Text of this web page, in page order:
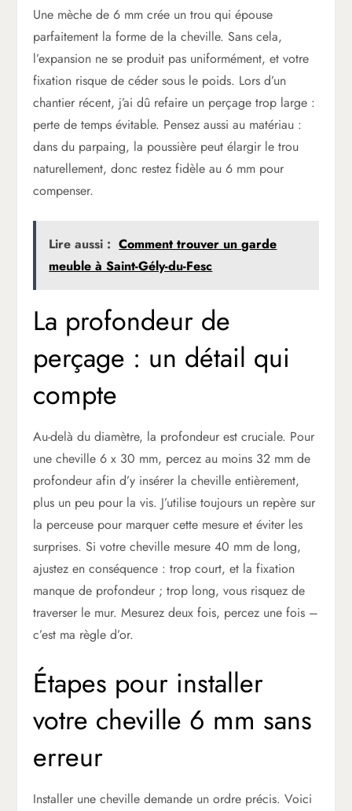
Une mèche de 6 mm crée un trou qui épouse
parfaitement la forme de la cheville. Sans cela,
l’expansion ne se produit pas uniformément, et votre
fixation risque de céder sous le poids. Lors d’un
chantier récent, j’ai dû refaire un perçage trop large :
perte de temps évitable. Pensez aussi au matériau :
dans du parpaing, la poussière peut élargir le trou
naturellement, donc restez fidèle au 6 mm pour
compenser.
Lire aussi : Comment trouver un garde
meuble à Saint-Gély-du-Fesc
La profondeur de
perçage : un détail qui
compte
Au-delà du diamètre, la profondeur est cruciale. Pour
une cheville 6 x 30 mm, percez au moins 32 mm de
profondeur afin d’y insérer la cheville entièrement,
plus un peu pour la vis. J’utilise toujours un repère sur
la perceuse pour marquer cette mesure et éviter les
surprises. Si votre cheville mesure 40 mm de long,
ajustez en conséquence : trop court, et la fixation
manque de profondeur ; trop long, vous risquez de
traverser le mur. Mesurez deux fois, percez une fois –
c’est ma règle d’or.
Étapes pour installer
votre cheville 6 mm sans
erreur
Installer une cheville demande un ordre précis. Voici